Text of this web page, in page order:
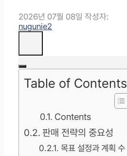
2026년 07월 08일 작성자:
nugunie2
Table of Contents
Contents
판매 전략의 중요성
목표 설정과 계획 수